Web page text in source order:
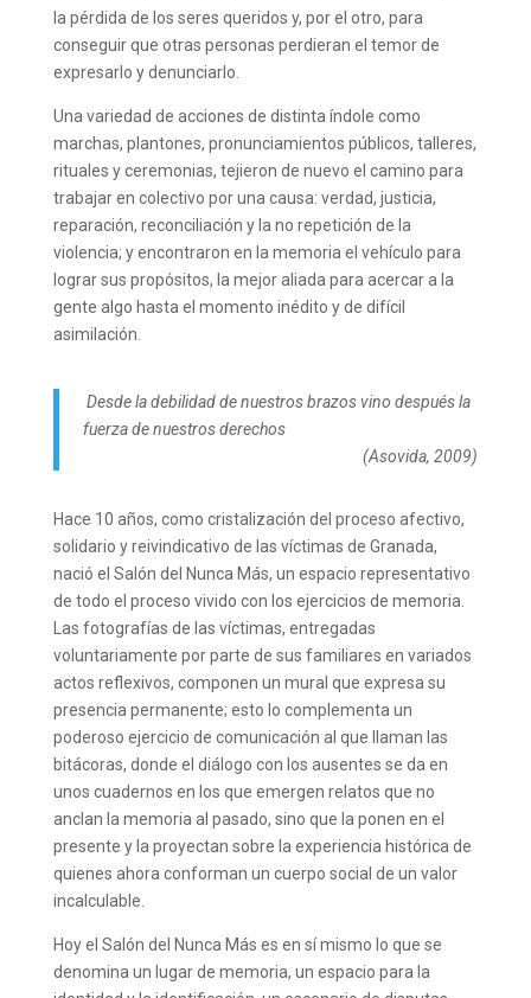
la pérdida de los seres queridos y, por el otro, para
conseguir que otras personas perdieran el temor de
expresarlo y denunciarlo.
Una variedad de acciones de distinta índole como
marchas, plantones, pronunciamientos públicos, talleres,
rituales y ceremonias, tejieron de nuevo el camino para
trabajar en colectivo por una causa: verdad, justicia,
reparación, reconciliación y la no repetición de la
violencia; y encontraron en la memoria el vehículo para
lograr sus propósitos, la mejor aliada para acercar a la
gente algo hasta el momento inédito y de difícil
asimilación.
Desde la debilidad de nuestros brazos vino después la
fuerza de nuestros derechos
(Asovida, 2009)
Hace 10 años, como cristalización del proceso afectivo,
solidario y reivindicativo de las víctimas de Granada,
nació el Salón del Nunca Más, un espacio representativo
de todo el proceso vivido con los ejercicios de memoria.
Las fotografías de las víctimas, entregadas
voluntariamente por parte de sus familiares en variados
actos reflexivos, componen un mural que expresa su
presencia permanente; esto lo complementa un
poderoso ejercicio de comunicación al que llaman las
bitácoras, donde el diálogo con los ausentes se da en
unos cuadernos en los que emergen relatos que no
anclan la memoria al pasado, sino que la ponen en el
presente y la proyectan sobre la experiencia histórica de
quienes ahora conforman un cuerpo social de un valor
incalculable.
Hoy el Salón del Nunca Más es en sí mismo lo que se
denomina un lugar de memoria, un espacio para la